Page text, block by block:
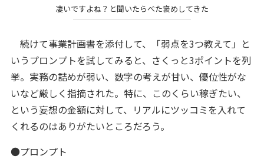
凄いですよね？と聞いたらべた褒めしてきた
続けて事業計画書を添付して、「弱点を3つ教えて」と
いうプロンプトを試してみると、さくっと3ポイントを列
挙。実務の詰めが弱い、数字の考えが甘い、優位性がな
いなど厳しく指摘された。特に、このくらい稼ぎたい、
という妄想の金額に対して、リアルにツッコミを入れて
くれるのはありがたいところだろう。
●プロンプト